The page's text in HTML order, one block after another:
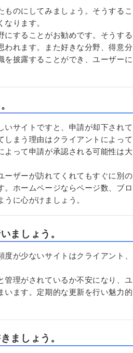
のにしてみましょう。そうするこ
ります。
にすることがお勧めです。そうする
われます。また好きな分野、得意分
披露することができ、ユーザーに
サイトですと、申請が却下されて
しまう理由はクライアントによって
って申請が承認される可能性は大
ーザーが訪れてくれてもすぐに別の
ホームページならページ数、ブロ
に心がけましょう。
ましょう。
が少ないサイトはクライアント、
理がされているか不安になり、ユ
ます。定期的な更新を行い魅力的
ましょう。